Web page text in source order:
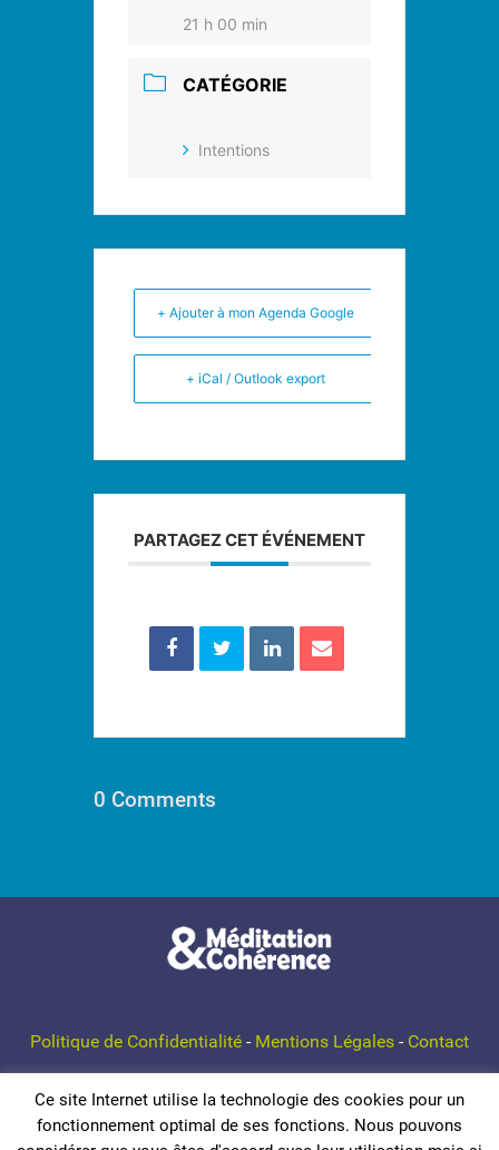
21 h 00 min
CATÉGORIE
Intentions
+ Ajouter à mon Agenda Google
+ iCal / Outlook export
PARTAGEZ CET ÉVÉNEMENT
0 Comments
Politique de Confidentialité - Mentions Légales - Contact
© 2026 Méditation et Cohérence
Ce site Internet utilise la technologie des cookies pour un
fonctionnement optimal de ses fonctions. Nous pouvons